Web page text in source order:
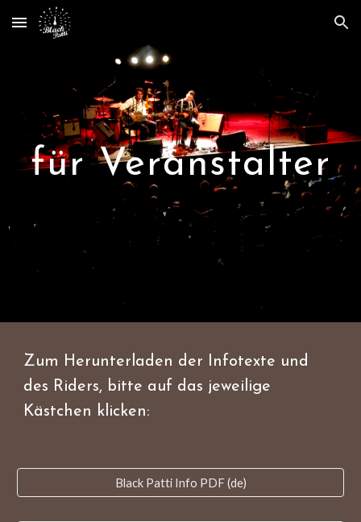
Skip to main content Skip to navigation
für Veranstalter
Zum Herunterladen der Infotexte und
des Riders, bitte auf das jeweilige
Kästchen klicken:
Black Patti Info PDF (de)